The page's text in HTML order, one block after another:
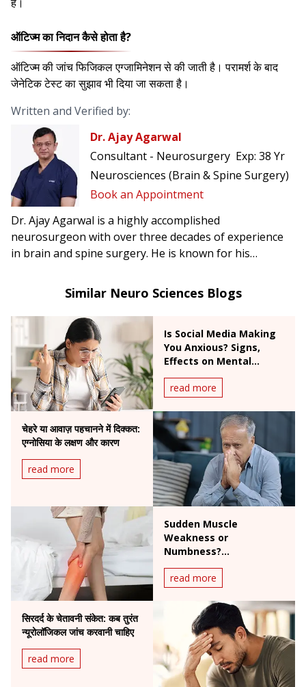
ऑटिज्म का निदान कैसे होता है?
ऑटिज्म की जांच फिजिकल एग्जामिनेशन से की जाती है। परामर्श के बाद
जेनेटिक टेस्ट का सुझाव भी दिया जा सकता है।
Written and Verified by:
Dr. Ajay Agarwal
Consultant - Neurosurgery Exp: 38 Yr
Neurosciences (Brain & Spine Surgery)
Book an Appointment
Dr. Ajay Agarwal is a highly accomplished
neurosurgeon with over three decades of experience
in brain and spine surgery. He is known for his
approach in managing complex neurosurgical
conditions.
Similar Neuro Sciences Blogs
Is Social Media Making
You Anxious? Signs,
Effects on Mental
Health & Expert Tips
read more
चेहरे या आवाज़ पहचानने में दिक्कत:
एग्नोसिया के लक्षण और कारण
read more
Sudden Muscle
Weakness or
Numbness?
Barré Syndrome
read more
सिरदर्द के चेतावनी संकेत: कब तुरंत
न्यूरोलॉजिकल जांच करवानी चाहिए
read more